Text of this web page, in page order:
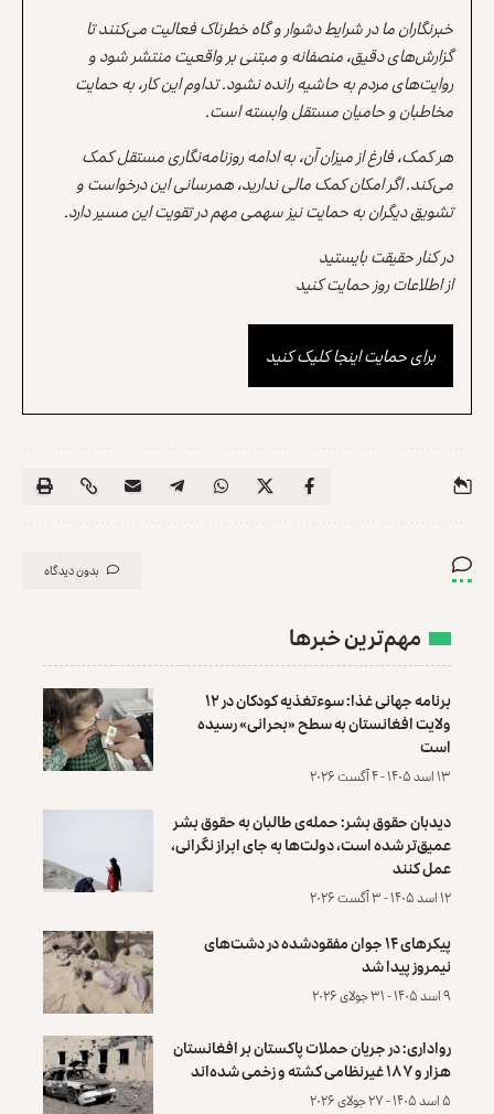
خبرنگاران ما در شرایط دشوار و گاه خطرناک فعالیت می‌کنند تا
گزارش‌های دقیق، منصفانه و مبتنی بر واقعیت منتشر شود و
روایت‌های مردم به حاشیه رانده نشود. تداوم این کار، به حمایت
مخاطبان و حامیان مستقل وابسته است.
هر کمک، فارغ از میزان آن، به ادامه روزنامه‌نگاری مستقل کمک
می‌کند. اگر امکان کمک مالی ندارید، همرسانی این درخواست و
تشویق دیگران به حمایت نیز سهمی مهم در تقویت این مسیر دارد.
در کنار حقیقت بایستید
از اطلاعات روز حمایت کنید
برای حمایت اینجا کلیک کنید
بدون دیدگاه
مهم‌ترین خبرها
برنامه جهانی غذا: سوءتغذیه کودکان در ۱۲
ولایت افغانستان به سطح «بحرانی» رسیده
است
۱۳ اسد ۱۴۰۵ - ۴ آگست ۲۰۲۶
دیدبان حقوق بشر: حمله‌ی طالبان به حقوق بشر
عمیق‌تر شده است، دولت‌ها به جای ابراز نگرانی،
عمل کنند
۱۲ اسد ۱۴۰۵ - ۳ آگست ۲۰۲۶
پیکرهای ۱۴ جوان مفقودشده در دشت‌های
نیمروز پیدا شد
۹ اسد ۱۴۰۵ - ۳۱ جولای ۲۰۲۶
رواداری: در جریان حملات پاکستان بر افغانستان
هزار و ۱۸۷ غیرنظامی کشته و زخمی شده‌اند
۵ اسد ۱۴۰۵ - ۲۷ جولای ۲۰۲۶